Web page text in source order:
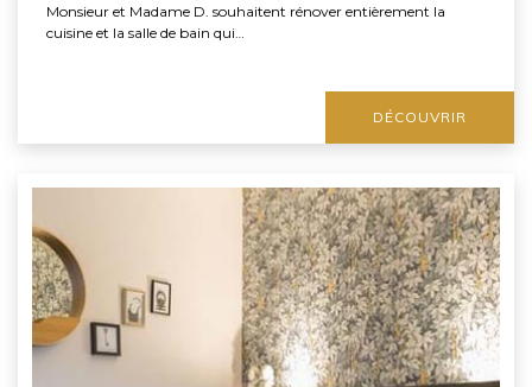
Monsieur et Madame D. souhaitent rénover entièrement la
cuisine et la salle de bain qui…
DÉCOUVRIR